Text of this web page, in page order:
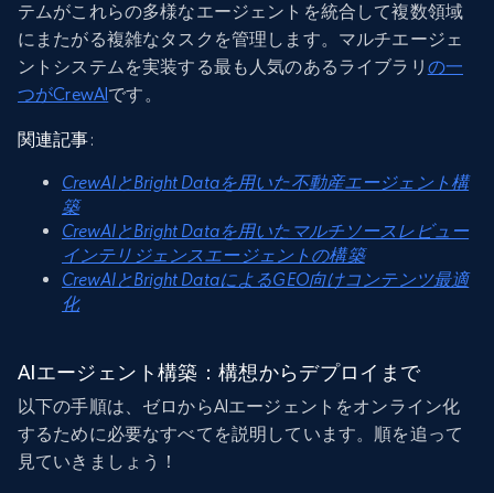
テムがこれらの多様なエージェントを統合して複数領域
にまたがる複雑なタスクを管理します。マルチエージェ
ントシステムを実装する最も人気のあるライブラリ の一
つがCrewAI です。
関連記事:
CrewAIとBright Dataを用いた不動産エージェント構
築
CrewAIとBright Dataを用いたマルチソースレビュー
インテリジェンスエージェントの構築
CrewAIとBright DataによるGEO向けコンテンツ最適
化
AIエージェント構築：構想からデプロイまで
以下の手順は、ゼロからAIエージェントをオンライン化
するために必要なすべてを説明しています。順を追って
見ていきましょう！